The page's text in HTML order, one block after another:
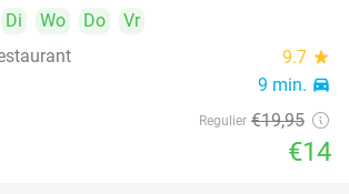
Di Wo Do
Vr
9.7 star
9 min. directions_car
Regulier €19,95
€14